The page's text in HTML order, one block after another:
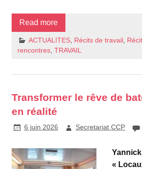
Read more
ACTUALITES, Récits de travail,
rencontres, TRAVAIL
Transformer le rêve de
en réalité
6 juin 2026 Secretariat CCP
«